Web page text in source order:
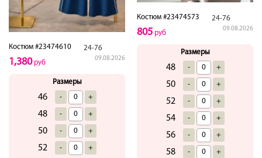
Костюм #23474610 24-76
09.08.2026
1,380руб
Размеры
46 - +
48 - +
50 - +
52 - +
Костюм #23474573 24-76
09.08.2026
805 руб
Размеры
48 - +
50 - +
52 - +
54 - +
56 - +
58 - +